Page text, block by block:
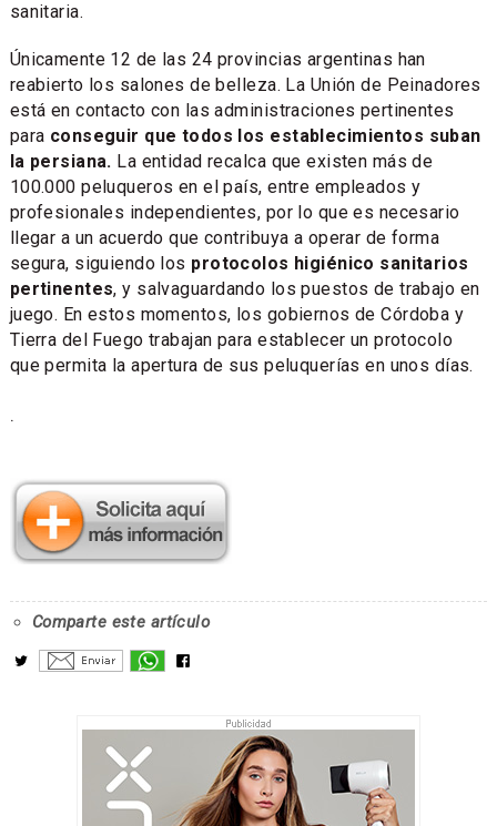
sanitaria.
Únicamente 12 de las 24 provincias argentinas han
reabierto los salones de belleza. La Unión de Peinadores
está en contacto con las administraciones pertinentes
para conseguir que todos los establecimientos suban
la persiana. La entidad recalca que existen más de
100.000 peluqueros en el país, entre empleados y
profesionales independientes, por lo que es necesario
llegar a un acuerdo que contribuya a operar de forma
segura, siguiendo los protocolos higiénico sanitarios
pertinentes, y salvaguardando los puestos de trabajo en
juego. En estos momentos, los gobiernos de Córdoba y
Tierra del Fuego trabajan para establecer un protocolo
que permita la apertura de sus peluquerías en unos días.
.
Comparte este artículo